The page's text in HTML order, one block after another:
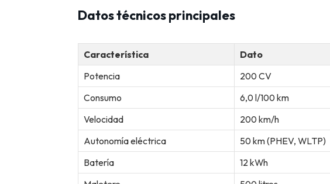
Datos técnicos principales
Característica Dato
Potencia
200 CV
Consumo
6,0 l/100 km
Velocidad
200 km/h
Autonomía eléctrica
50 km (PHEV, WLTP)
Batería
12 kWh